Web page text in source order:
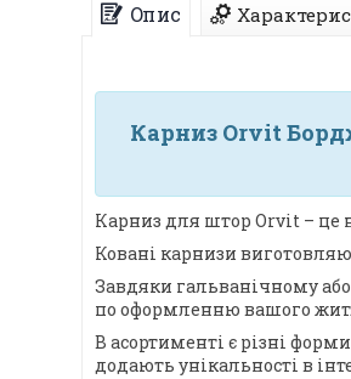
Опис
Карниз Orvit
Карниз для штор Orvit – це
Ковані карнизи
Завдяки гальванічному
по оформленню вашого
В асортименті є різні
додають унікальності в